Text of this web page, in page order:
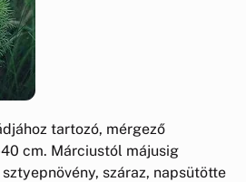
tartozó, mérgező
cm. Márciustól májusig
száraz, napsütötte